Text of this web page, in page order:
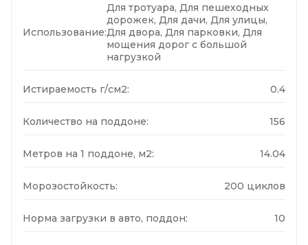
Использование:
Для тротуара, Для пешеходных
дорожек, Для дачи, Для улицы,
Для двора, Для парковки, Для
мощения дорог с большой
нагрузкой
Истираемость г/см2: 0.4
Количество на поддоне: 156
Метров на 1 поддоне, м2: 14.04
Морозостойкость: 200 циклов
Норма загрузки в авто, поддон: 10